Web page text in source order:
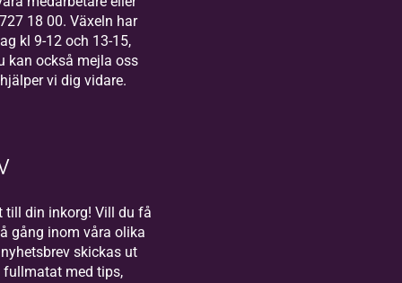
Stockholm finns
vårt regionkontor
för Bilda Öst.
Bilda
Uppsala
Välkommen till
18 00. Växeln har
kl 9-12 och 13-15,
kan också mejla oss
vi dig vidare.
till din inkorg! Vill du få
gång inom våra olika
skickas ut
fullmatat med tips,